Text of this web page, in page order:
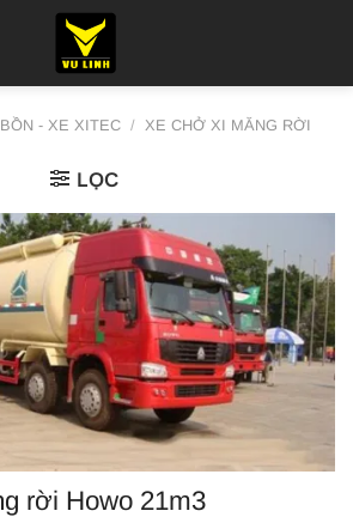
- XE XITEC / XE CHỞ XI MĂNG RỜI
LỌC
rời Howo 21m3